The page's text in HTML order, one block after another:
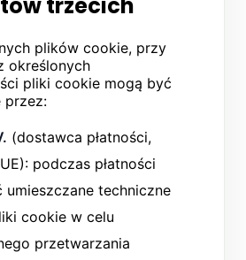
trzecich
plików cookie, przy
określonych
pliki cookie mogą być
przez:
(dostawca płatności,
podczas płatności
umieszczane techniczne
cookie w celu
przetwarzania